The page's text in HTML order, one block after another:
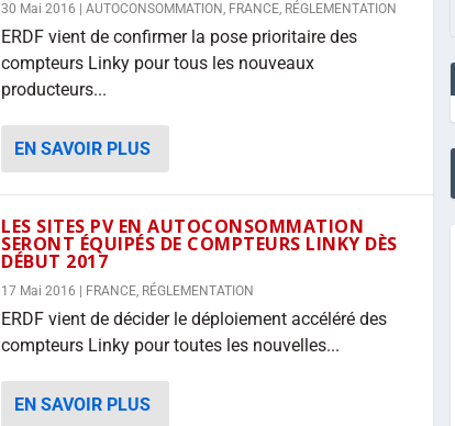
30 Mai 2016 AUTOCONSOMMATION, FRANCE, RÉGLEMENTATION
ERDF vient de confirmer la pose prioritaire des
compteurs Linky pour tous les nouveaux
producteurs...
EN SAVOIR PLUS
LES SITES PV EN AUTOCONSOMMATION
SERONT ÉQUIPÉS DE COMPTEURS LINKY DÈS
DÉBUT 2017
17 Mai 2016 FRANCE, RÉGLEMENTATION
ERDF vient de décider le déploiement accéléré des
compteurs Linky pour toutes les nouvelles...
EN SAVOIR PLUS